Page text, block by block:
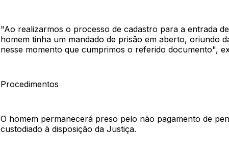
"Ao realizarmos o processo de cadastro para a entrada
homem tinha um mandado de prisão em aberto, oriundo
nesse momento que cumprimos o referido documento",
Procedimentos
O homem permanecerá preso pelo não pagamento de
custodiado à disposição da Justiça.